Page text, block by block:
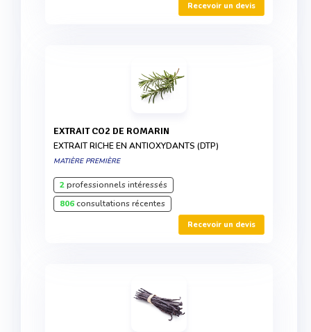
Recevoir un devis
EXTRAIT CO2 DE ROMARIN
EXTRAIT RICHE EN ANTIOXYDANTS (DTP)
MATIÈRE PREMIÈRE
2professionnels intéressés
806consultations récentes
Recevoir un devis